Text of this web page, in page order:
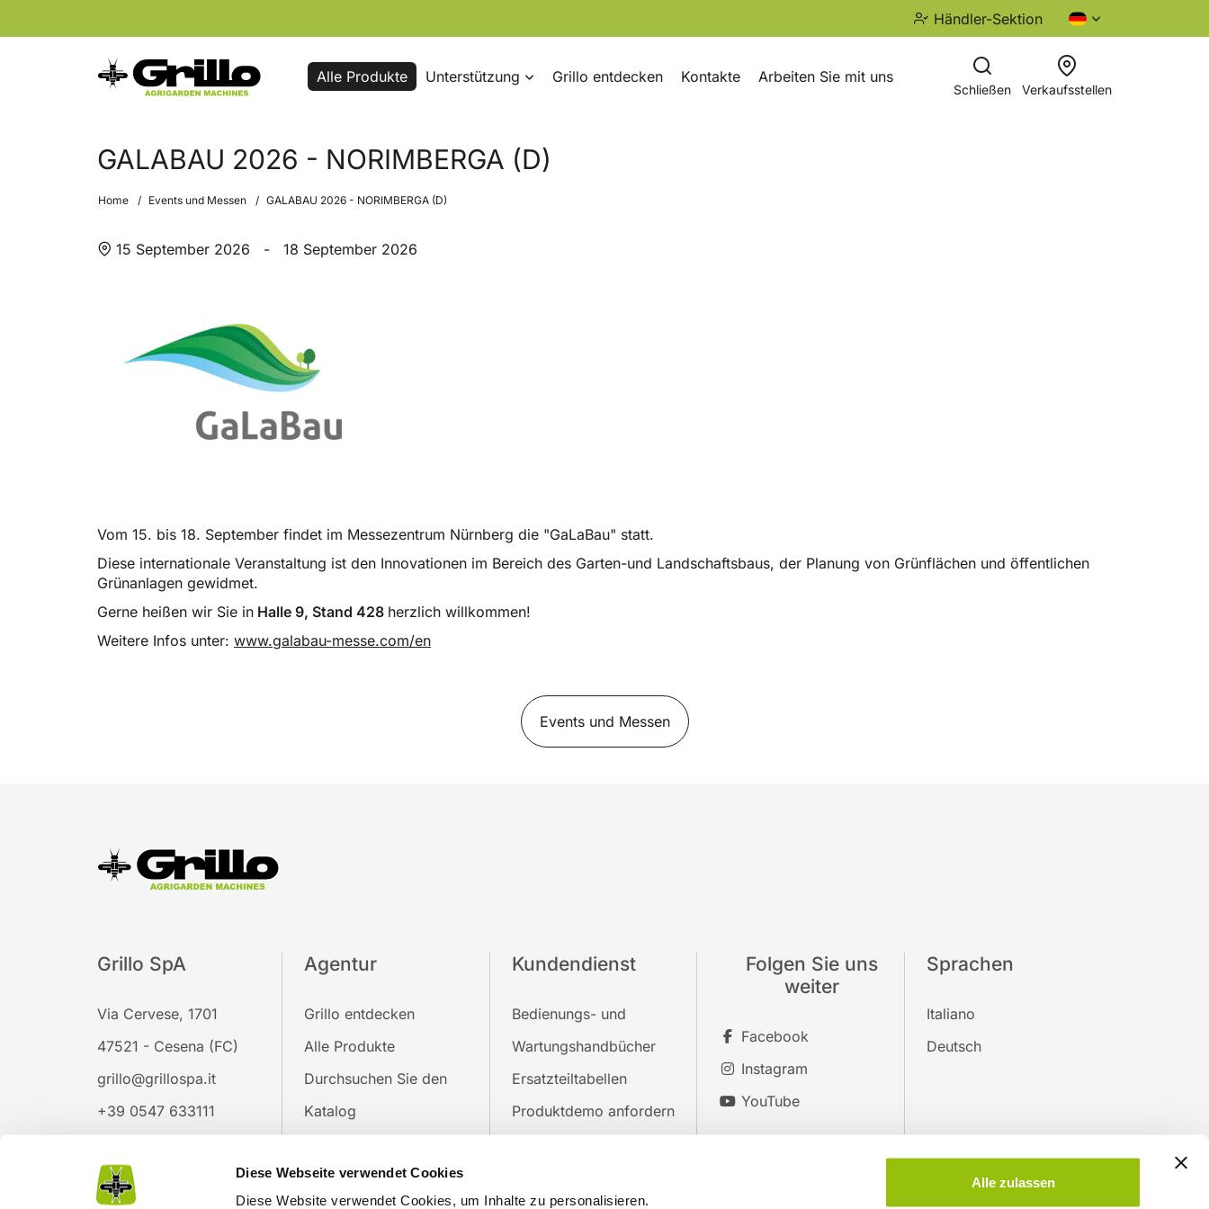
Diese Webseite verwendet Cookies
Diese Website verwendet Cookies, um Inhalte zu personalisieren.
Alle zulassen
Händler-Sektion
Schließen Verkaufsstellen
Alle Produkte Unterstützung Grillo entdecken Kontakte Arbeiten Sie mit uns
GALABAU 2026 - NORIMBERGA (D)
Home Events und Messen GALABAU 2026 - NORIMBERGA (D)
15 September 2026 - 18 September 2026
Vom 15. bis 18. September findet im Messezentrum Nürnberg die "GaLaBau" statt.
Diese internationale Veranstaltung ist den Innovationen im Bereich des Garten-und Landschaftsbaus, der Planung von Grünflächen und öffentlichen
Grünanlagen gewidmet.
Gerne heißen wir Sie in Halle 9, Stand 428 herzlich willkommen!
Weitere Infos unter: www.galabau-messe.com/en
Events und Messen
Grillo SpA
Via Cervese, 1701
47521 - Cesena (FC)
grillo@grillospa.it
+39 0547 633111
Agentur
Grillo entdecken
Alle Produkte
Durchsuchen Sie den
Katalog
Verkaufsstellen
Kundendienst
Bedienungs- und
Wartungshandbücher
Ersatzteiltabellen
Produktdemo anfordern
Folgen Sie uns
weiter
Facebook
Instagram
YouTube
Sprachen
Italiano
Deutsch